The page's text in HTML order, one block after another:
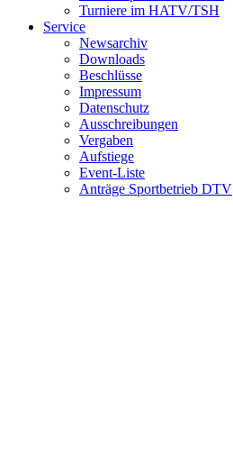
Turniere im HATV/TSH
Service
Newsarchiv
Downloads
Beschlüsse
Impressum
Datenschutz
Ausschreibungen
Vergaben
Aufstiege
Event-Liste
Anträge Sportbetrieb DTV